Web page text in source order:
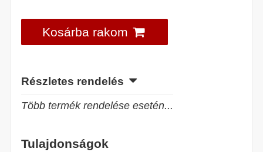
Kosárba rakom
Részletes rendelés
Több termék rendelése esetén...
Tulajdonságok